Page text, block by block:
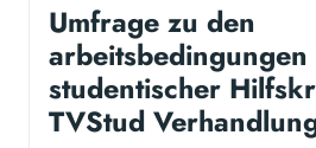
Umfrage zu den
arbeitsbedingungen
studentischer
TVStud